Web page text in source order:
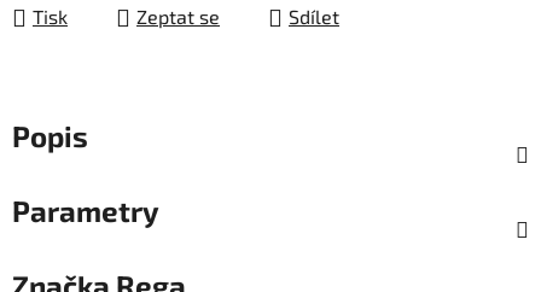
Tisk Zeptat se Sdílet
Popis
Parametry